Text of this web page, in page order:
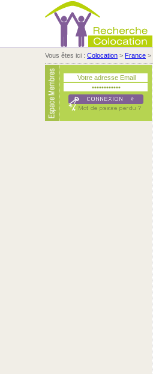
Vous êtes ici : Colocation > France >